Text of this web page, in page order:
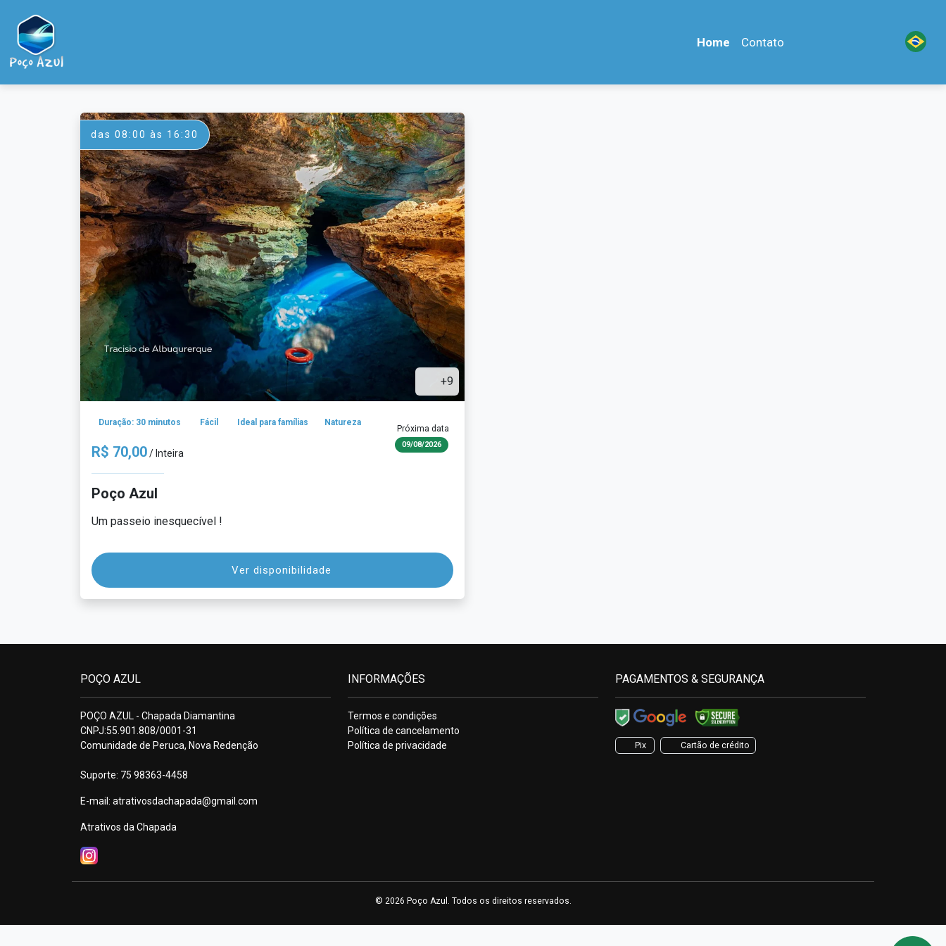
Home Contato
das 08:00 às 16:30
+9
Próxima data
09/08/2026
Duração: 30 minutos Fácil Ideal para famílias Natureza
R$ 70,00/ Inteira
Poço Azul
Um passeio inesquecível !
Ver disponibilidade
POÇO AZUL
POÇO AZUL - Chapada Diamantina
CNPJ:55.901.808/0001-31
Comunidade de Peruca, Nova Redenção
Suporte: 75 98363-4458
E-mail: atrativosdachapada@gmail.com
Atrativos da Chapada
INFORMAÇÕES
Termos e condições
Política de cancelamento
Política de privacidade
PAGAMENTOS & SEGURANÇA
Pix Cartão de crédito
© 2026 Poço Azul. Todos os direitos reservados.